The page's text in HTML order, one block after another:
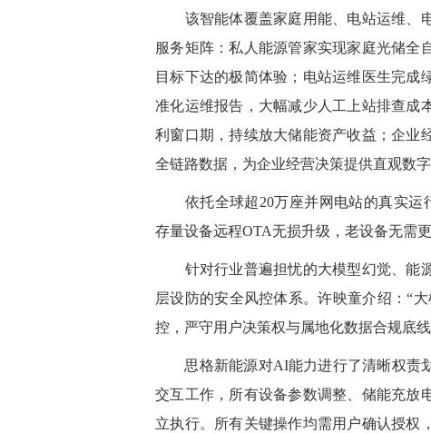
该智能体覆盖家庭用能、电站运维、
服务矩阵：私人能源管家实现家庭光储全
目标下达的极简体验；电站运维医生完成
准化运维报告，大幅减少人工上站排查成
利窗口期，持续放大储能资产收益；企业
全链路数据，为企业经营决策提供直观数字
依托全球超20万座并网电站的真实运
存量设备远程OTA无损升级，老设备无需
针对行业普遍担忧的大模型幻觉、能源
层设防的安全风控体系。许映童介绍：“
控，严守用户决策权与属地化数据合规底
思格新能源对AI能力进行了清晰权责
交互工作，所有设备参数调整、储能充放
立执行。所有关键操作均需用户确认授权